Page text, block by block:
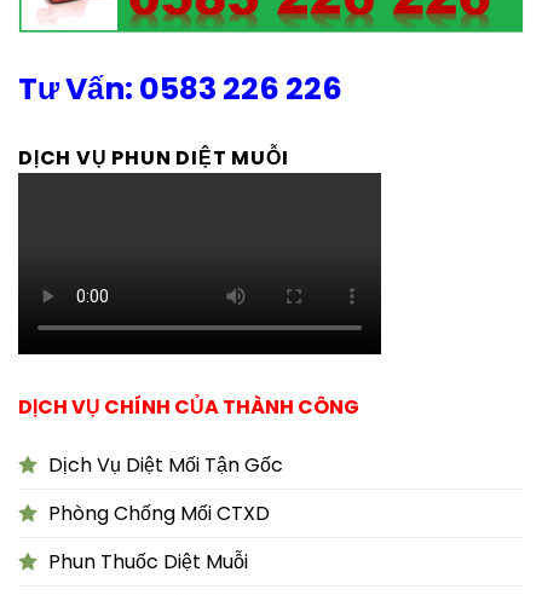
Tư Vấn: 0583 226 226
DỊCH VỤ PHUN DIỆT MUỖI
DỊCH VỤ CHÍNH CỦA THÀNH CÔNG
Dịch Vụ Diệt Mối Tận Gốc
Phòng Chống Mối CTXD
Phun Thuốc Diệt Muỗi